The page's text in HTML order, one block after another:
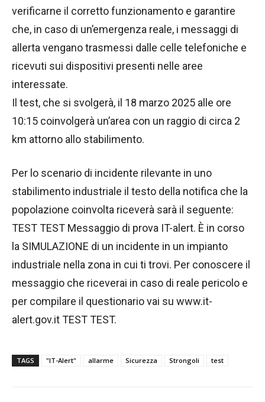
verificarne il corretto funzionamento e garantire
che, in caso di un’emergenza reale, i messaggi di
allerta vengano trasmessi dalle celle telefoniche e
ricevuti sui dispositivi presenti nelle aree
interessate.
Il test, che si svolgerà, il 18 marzo 2025 alle ore
10:15 coinvolgerà un’area con un raggio di circa 2
km attorno allo stabilimento.
Per lo scenario di incidente rilevante in uno
stabilimento industriale il testo della notifica che la
popolazione coinvolta riceverà sarà il seguente:
TEST TEST Messaggio di prova IT-alert. È in corso
la SIMULAZIONE di un incidente in un impianto
industriale nella zona in cui ti trovi. Per conoscere il
messaggio che riceverai in caso di reale pericolo e
per compilare il questionario vai su www.it-
alert.gov.it TEST TEST.
TAGS "IT-Alert" allarme Sicurezza Strongoli test